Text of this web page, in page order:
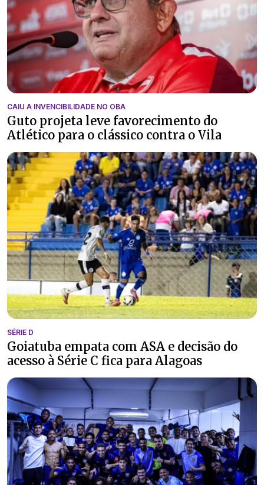
CAIU A INVENCIBILIDADE NO OBA
Guto projeta leve favorecimento do
Atlético para o clássico contra o Vila
SÉRIE D
Goiatuba empata com ASA e decisão do
acesso à Série C fica para Alagoas